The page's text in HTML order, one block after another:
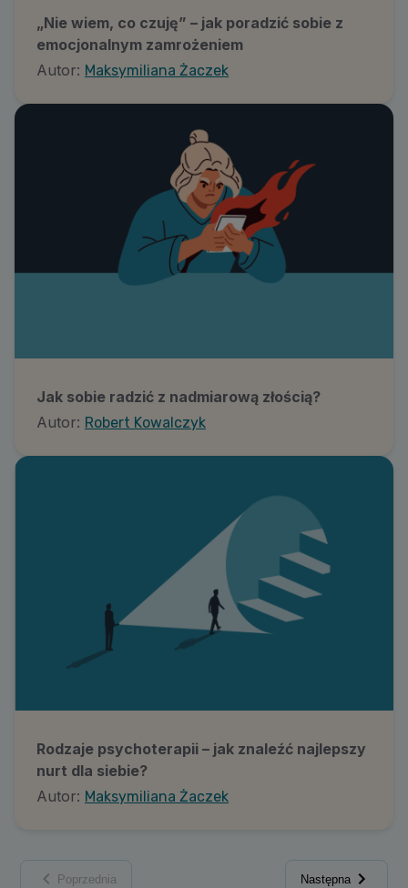
„Nie wiem, co czuję” – jak poradzić sobie z
emocjonalnym zamrożeniem
Autor: Maksymiliana Żaczek
Jak sobie radzić z nadmiarową złością?
Autor: Robert Kowalczyk
Rodzaje psychoterapii – jak znaleźć najlepszy
nurt dla siebie?
Autor: Maksymiliana Żaczek
Poprzednia Następna